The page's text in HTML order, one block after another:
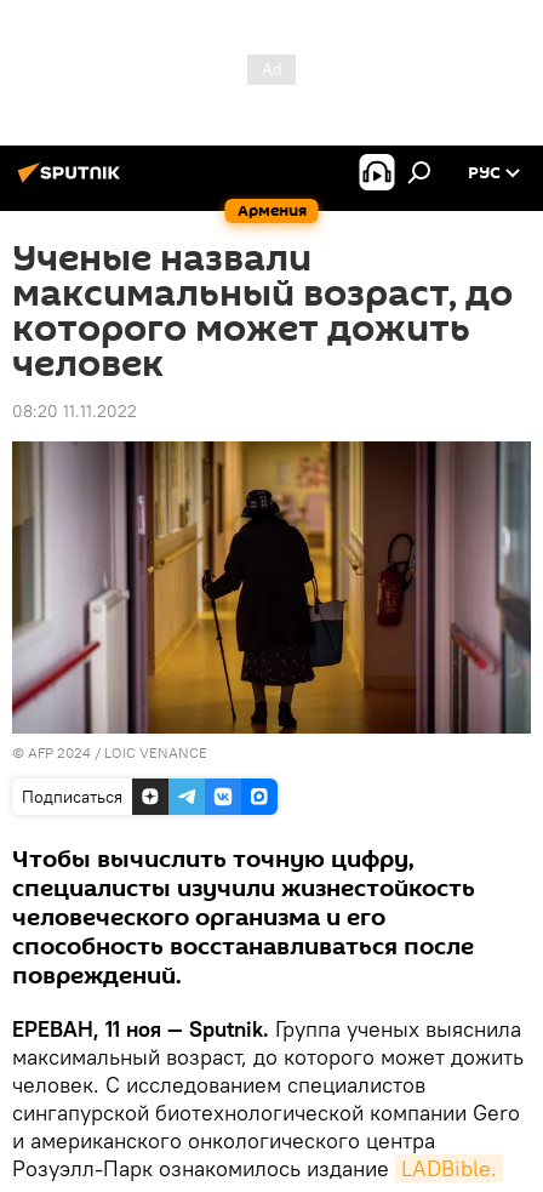
Армения
РУС
Ученые назвали
максимальный возраст, до
которого может дожить
человек
08:20 11.11.2022
© AFP 2024 / LOIC VENANCE
Подписаться
Чтобы вычислить точную цифру,
специалисты изучили жизнестойкость
человеческого организма и его
способность восстанавливаться после
повреждений.
ЕРЕВАН, 11 ноя — Sputnik. Группа ученых выяснила
максимальный возраст, до которого может дожить
человек. С исследованием специалистов
сингапурской биотехнологической компании Gero
и американского онкологического центра
Розуэлл-Парк ознакомилось издание LADBible.